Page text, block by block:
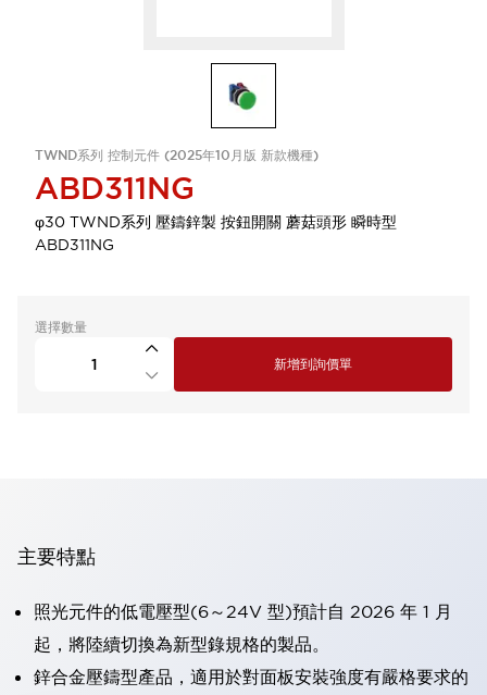
TWND系列 控制元件 (2025年10月版 新款機種)
ABD311NG
φ30 TWND系列 壓鑄鋅製 按鈕開關 蘑菇頭形 瞬時型
ABD311NG
選擇數量
新增到詢價單
主要特點
照光元件的低電壓型(6～24V 型)預計自 2026 年 1 月
起，將陸續切換為新型錄規格的製品。
鋅合金壓鑄型產品，適用於對面板安裝強度有嚴格要求的